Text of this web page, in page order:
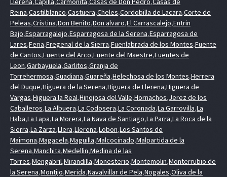
Reina,Castilblanco,Castuera,Cheles,Cordobilla de Lacara,Corte de
Peleas,Cristina,Don Benito,Don alvaro,El Carrascalejo,Entrin
Bajo,Esparragalejo,Esparragosa de la Serena,Esparragosa de
Lares,Feria,Fregenal de la Sierra,Fuenlabrada de los Montes,Fuente
de Cantos,Fuente del Arco,Fuente del Maestre,Fuentes de
Leon,Garbayuela,Garlitos,Granja de
Torrehermosa,Guadiana,Guareña,Helechosa de los Montes,Herrera
del Duque,Higuera de la Serena,Higuera de Llerena,Higuera de
Vargas,Higuera la Real,Hinojosa del Valle,Hornachos,Jerez de los
Caballeros,La Albuera,La Codosera,La Coronada,La Garrovilla,La
Haba,La Lapa,La Morera,La Nava de Santiago,La Parra,La Roca de la
Sierra,La Zarza,Llera,Llerena,Lobon,Los Santos de
Maimona,Magacela,Maguilla,Malcocinado,Malpartida de la
Serena,Manchita,Medellin,Medina de las
Torres,Mengabril,Mirandilla,Monesterio,Montemolin,Monterrubio de
la Serena,Montijo,Merida,Navalvillar de Pela,Nogales,Oliva de la